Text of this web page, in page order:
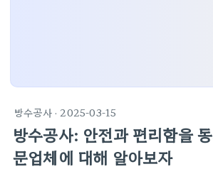
방수공사· 2025-03-15
방수공사: 안전과 편리함을
문업체에 대해 알아보자